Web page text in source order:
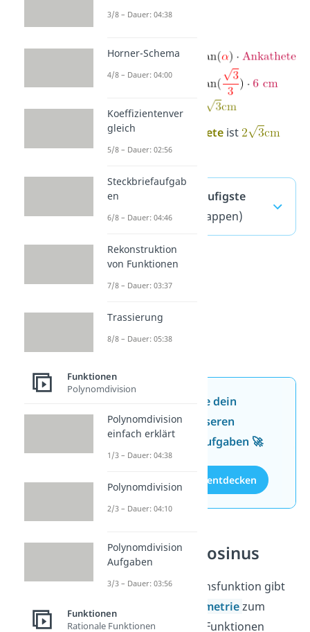
einsetzen.
Deine Gegenkathete ist
lang.
Tangens — häufigste
Fragen
(ausklappen)
Jetzt neu: Teste dein
Wissen mit unseren
kostenlosen Aufgaben 🚀
Aufgaben entdecken
Sinus und Cosinus
Neben der Tangensfunktion gibt
Trigonometriezum
Beispiel noch die Funktionen
3/8 – Dauer: 04:38
Horner-Schema
4/8 – Dauer: 04:00
Koeffizientenver
gleich
5/8 – Dauer: 02:56
Steckbriefaufgab
en
6/8 – Dauer: 04:46
Rekonstruktion
von Funktionen
7/8 – Dauer: 03:37
Trassierung
8/8 – Dauer: 05:38
Funktionen
Polynomdivision
Polynomdivision
einfach erklärt
1/3 – Dauer: 04:38
Polynomdivision
2/3 – Dauer: 04:10
Polynomdivision
Aufgaben
3/3 – Dauer: 03:56
Funktionen
Rationale Funktionen